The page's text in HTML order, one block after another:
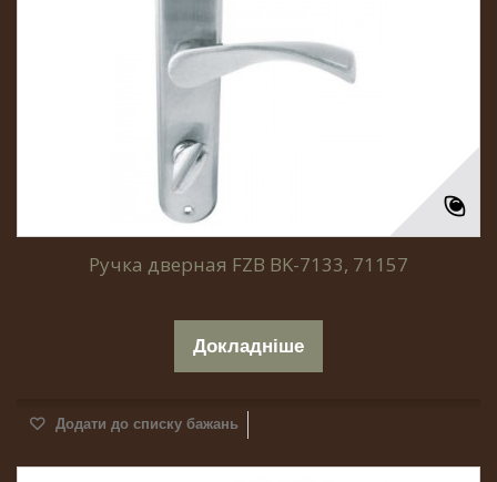
Ручка дверная FZB BK-7133, 71157
Докладніше
Додати до списку бажань